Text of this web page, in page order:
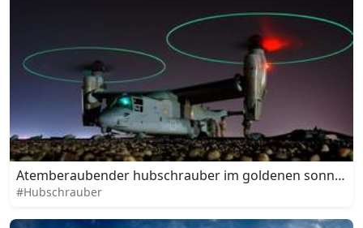
Atemberaubender hubschrauber im goldenen
#Hubschrauber